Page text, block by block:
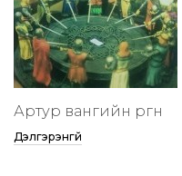
Артур вангийн өргөөнөө
Дэлгэрэнгүй